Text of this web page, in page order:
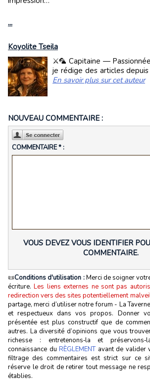
...
Koyolite Tseila
⚔️🦜 Capitaine —
je rédige des articles
En savoir plus sur cet auteur
NOUVEAU COMMENTAIRE :
COMMENTAIRE * :
VOUS DEVEZ VOUS IDENTIFIER
COMMENTAIRE.
📜Conditions d'utilisation :Merci de soigner
écriture.Les liens externes ne sont pas
redirection vers des sites potentiellement
partage, merci d’utiliser notre forum - La
et respectueux dans vos propos. Donner
présentée est plus constructif que de
autres. La diversité d’opinions que vous
richesse : entretenons‑la et
connaissance du RÈGLEMENTavant de valider
filtrage des commentaires est strict sur ce
réserve le droit de retirer tout message ne
établies.